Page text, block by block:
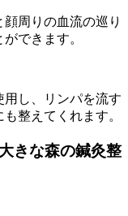
周りの血流の巡り
できます。
し、リンパを流す
整えてくれます。
きな森の鍼灸整